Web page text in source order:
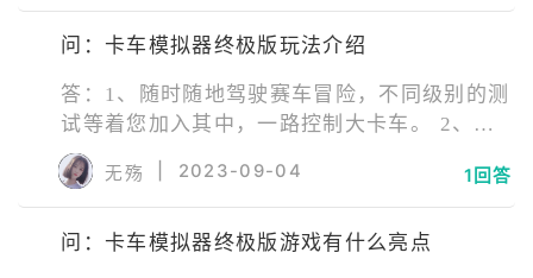
叹的卡车品种，并为停车游戏爱好者带来终极
乐趣。 4、流畅的游戏玩法和令人上瘾的流畅
问：卡车模拟器终极版玩法介绍
答：1、随时随地驾驶赛车冒险，不同级别的测
试等着您加入其中，一路控制大卡车。 2、新
的游戏模式挑战正在等待您加入。您准备好参
加超级多级别的测试并体验真正的比赛了吗。
3、开大卡车，勇往直前。新的赛车冒险模式和
快乐赛车挑战从现在开始。 4、在地图上找到
无殇 2023-09-04 1回答
问：卡车模拟器终极版游戏有什么亮点